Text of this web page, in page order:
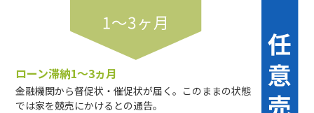
ローン滞納1～3ヵ月
金融機関から督促状・催促状が届く。このままの状態
では家を競売にかけるとの通告。